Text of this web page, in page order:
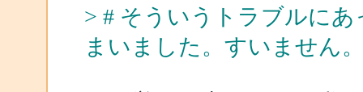
> # そういうトラブルに
まいました。すいません